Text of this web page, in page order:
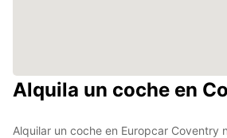
Alquila un coche en
Alquilar un coche en Europcar Coventry